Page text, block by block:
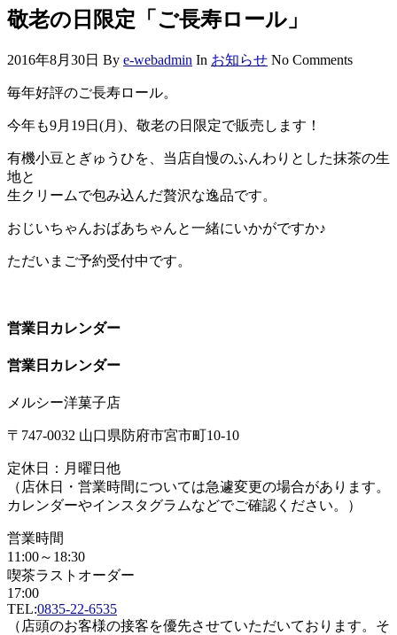
敬老の日限定「ご長寿ロール」
2016年8月30日 By e-webadmin In お知らせ No Comments
毎年好評のご長寿ロール。
今年も9月19日(月)、敬老の日限定で販売します！
有機小豆とぎゅうひを、当店自慢のふんわりとした抹茶の生
地と
生クリームで包み込んだ贅沢な逸品です。
おじいちゃんおばあちゃんと一緒にいかがですか♪
ただいまご予約受付中です。
営業日カレンダー
営業日カレンダー
メルシー洋菓子店
〒747-0032 山口県防府市宮市町10-10
定休日：月曜日他
（店休日・営業時間については急遽変更の場合があります。
カレンダーやインスタグラムなどでご確認ください。）
営業時間
11:00～18:30
喫茶ラストオーダー
17:00
TEL:0835-22-6535
（店頭のお客様の接客を優先させていただいております。そ